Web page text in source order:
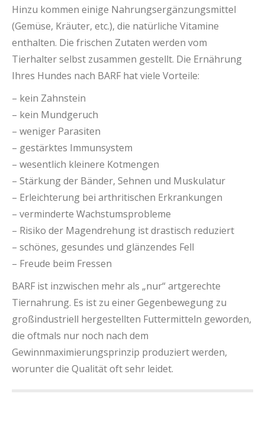
Hinzu kommen einige Nahrungsergänzungsmittel
(Gemüse, Kräuter, etc.), die natürliche Vitamine
enthalten. Die frischen Zutaten werden vom
Tierhalter selbst zusammen gestellt. Die Ernährung
Ihres Hundes nach BARF hat viele Vorteile:
– kein Zahnstein
– kein Mundgeruch
– weniger Parasiten
– gestärktes Immunsystem
– wesentlich kleinere Kotmengen
– Stärkung der Bänder, Sehnen und Muskulatur
– Erleichterung bei arthritischen Erkrankungen
– verminderte Wachstumsprobleme
– Risiko der Magendrehung ist drastisch reduziert
– schönes, gesundes und glänzendes Fell
– Freude beim Fressen
BARF ist inzwischen mehr als „nur“ artgerechte
Tiernahrung. Es ist zu einer Gegenbewegung zu
großindustriell hergestellten Futtermitteln geworden,
die oftmals nur noch nach dem
Gewinnmaximierungsprinzip produziert werden,
worunter die Qualität oft sehr leidet.